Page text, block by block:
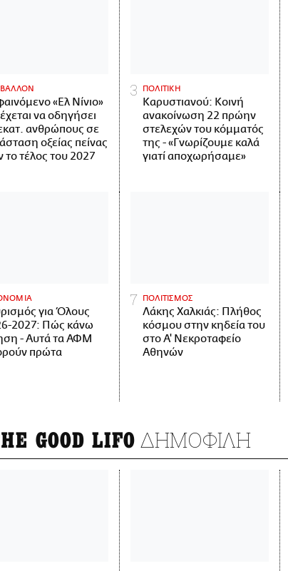
«Ελ Νίνιο»
να οδηγήσει
ανθρώπους σε
οξείας πείνας
το τέλος του 2027
ΠΟΛΙΤΙΚΗ
Καρυστιανού: Κοινή
ανακοίνωση 22 πρώην
στελεχών του κόμματός
της - «Γνωρίζουμε καλά
γιατί αποχωρήσαμε»
για Όλους
2027: Πώς κάνω
- Αυτά τα ΑΦΜ
πρώτα
ΠΟΛΙΤΙΣΜΟΣ
Λάκης Χαλκιάς: Πλήθος
κόσμου στην κηδεία του
στο Α' Νεκροταφείο
Αθηνών
GOOD LIFO ΔΗΜΟΦΙΛΗ